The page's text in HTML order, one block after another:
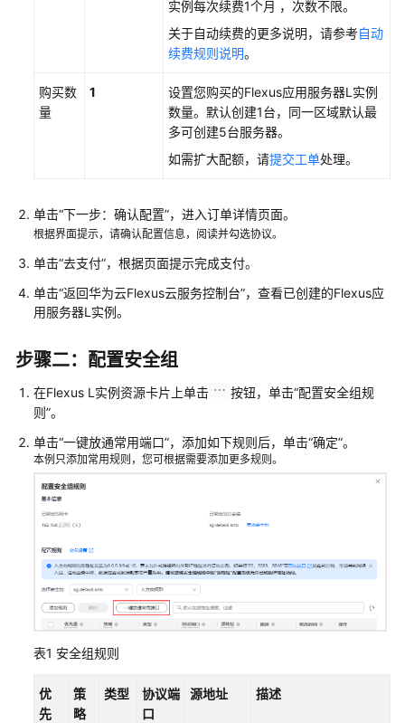
白
支
区
域
统
权
限
实例每次续费1个月 ，次数不限。
关于自动续费的更多说明，请参考自动
续费规则说明。
购买数
量
1 设置您购买的Flexus应用服务器L实例
数量。默认创建1台，同一区域默认最
多可创建5台服务器。
如需扩大配额，请提交工单处理。
单击“下一步：确认配置”，进入订单详情页面。
根据界面提示，请确认配置信息，阅读并勾选协议。
单击“去支付”，根据页面提示完成支付。
单击“返回华为云Flexus云服务控制台”，查看已创建的Flexus应
用服务器L实例。
步骤二：配置安全组
在Flexus L实例资源卡片上单击
按钮，单击“配置安全组规
则”。
单击“一键放通常用端口”，添加如下规则后，单击“确定”。
本例只添加常用规则，您可根据需要添加更多规则。
表1 安全组规则
优
先
策
略
类型
协议端
口
源地址 描述